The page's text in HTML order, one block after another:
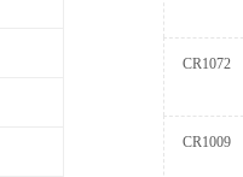
CR1072
CR1009